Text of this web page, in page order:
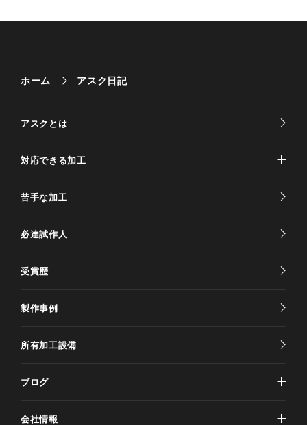
ホーム アスク日記
アスクとは
対応できる加工
苦手な加工
必達試作人
受賞歴
製作事例
所有加工設備
ブログ
会社情報